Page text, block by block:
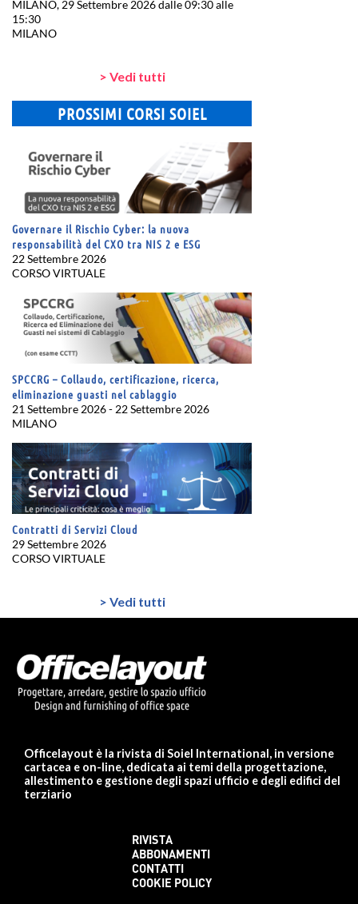
MILANO, 29 Settembre 2026 dalle 09:30 alle
15:30
MILANO
> Vedi tutti
PROSSIMI CORSI SOIEL
Governare il Rischio Cyber: la nuova
responsabilità del CXO tra NIS 2 e ESG
22 Settembre 2026
CORSO VIRTUALE
SPCCRG – Collaudo, certificazione, ricerca,
eliminazione guasti nel cablaggio
21 Settembre 2026 - 22 Settembre 2026
MILANO
Contratti di Servizi Cloud
29 Settembre 2026
CORSO VIRTUALE
> Vedi tutti
Officelayout è la rivista di Soiel International, in versione
cartacea e on-line, dedicata ai temi della progettazione,
allestimento e gestione degli spazi ufficio e degli edifici del
terziario
RIVISTA
ABBONAMENTI
CONTATTI
COOKIE POLICY